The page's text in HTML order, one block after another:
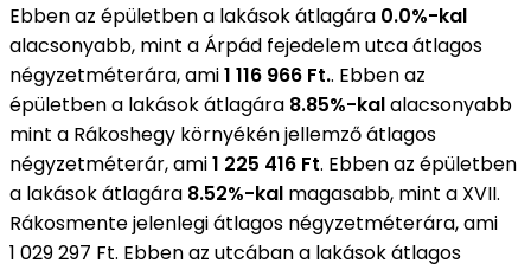
Ebben az épületben a lakások átlagára 0.0%-kal
alacsonyabb, mint a Árpád fejedelem utca átlagos
négyzetméterára, ami1 116 966 Ft.. Ebben az
épületben a lakások átlagára 8.85%-kalalacsonyabb
mint a Rákoshegy környékén jellemző átlagos
négyzetméterár, ami1 225 416 Ft. Ebben az épületben
a lakások átlagára 8.52%-kal magasabb, mint a XVII.
Rákosmente jelenlegi átlagos négyzetméterára, ami
1 029 297 Ft. Ebben az utcában a lakások átlagos